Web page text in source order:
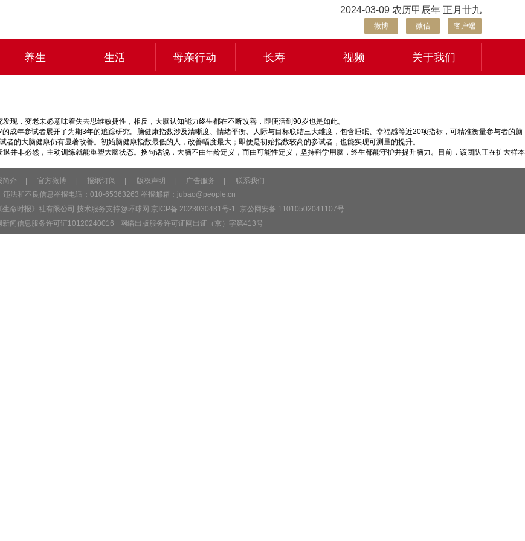
2024-03-09 农历甲辰年 正月廿九
微博 微信 客户端
养生 生活 母亲行动 长寿 视频 关于我们
，变老未必意味着失去思维敏捷性，相反，大脑认知能力终生都在不断改善，即便活到90岁也是如此。
成年参试者展开了为期3年的追踪研究。脑健康指数涉及清晰度、情绪平衡、人际与目标联结三大维度，包含睡眠、幸福感等近20项指标，可精准衡量参与者的脑
的大脑健康仍有显著改善。初始脑健康指数最低的人，改善幅度最大；即便是初始指数较高的参试者，也能实现可测量的提升。
并非必然，主动训练就能重塑大脑状态。换句话说，大脑不由年龄定义，而由可能性定义，坚持科学用脑，终生都能守护并提升脑力。目前，该团队正在扩大样本
简介 官方微博 报纸订阅 版权声明 广告服务
联系我们
违法和不良信息举报电话：010-65363263 举报邮箱： jubao@people.cn
命时报》社有限公司 技术服务支持@环球网 京ICP备 2023030481号-1
京公网安备 11010502041107号
新闻信息服务许可证10120240016
网络出版服务许可证网出证（京）字第413号